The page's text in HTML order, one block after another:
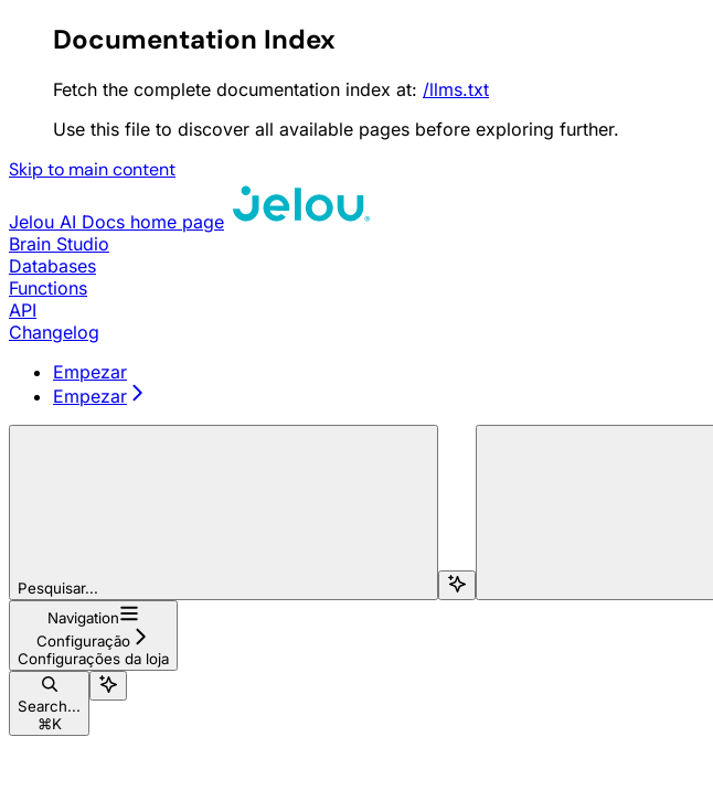
Documentation Index
Fetch the complete documentation index at: /llms.txt
Use this file to discover all available pages before exploring further.
Skip to main content
Jelou AI Docs home page
Brain Studio
Databases
Functions
API
Changelog
Empezar
Empezar
Pesquisar...
Navigation
Configuração
Configurações da loja
Search...
⌘K